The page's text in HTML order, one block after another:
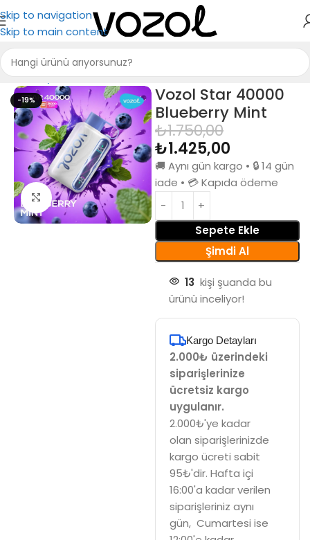
Skip to navigation
Skip to main content
Ana Sayfa Puff Bar
-19%
Büyütmek için tıkla
Vozol Star 40000
Blueberry Mint
₺1.750,00
₺1.425,00
🚚 Aynı gün kargo • 🔒 14 gün
iade • 💳 Kapıda ödeme
Sepete Ekle
Şimdi Al
13 kişi şuanda bu
ürünü inceliyor!
Kargo Detayları
2.000₺ üzerindeki
siparişlerinize
ücretsiz kargo
uygulanır.
2.000₺'ye kadar
olan siparişlerinizde
kargo ücreti sabit
95₺'dir. Hafta içi
16:00'a kadar verilen
siparişleriniz aynı
gün, Cumartesi ise